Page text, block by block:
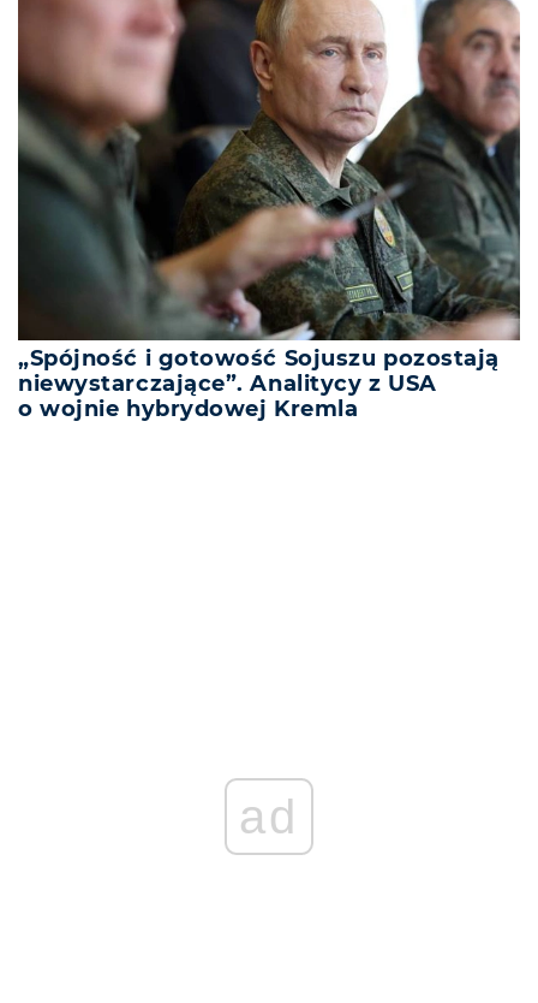
„Spójność i gotowość Sojuszu pozostają
niewystarczające”. Analitycy z USA
o wojnie hybrydowej Kremla